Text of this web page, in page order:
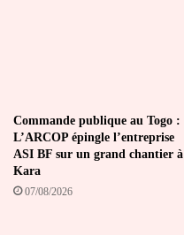
Commande publique au Togo :
L’ARCOP épingle l’entreprise
ASI BF sur un grand chantier à
Kara
07/08/2026